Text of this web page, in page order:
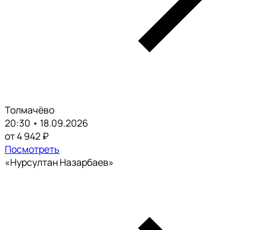
Толмачёво
20:30 • 18.09.2026
от 4 942 ₽
Посмотреть
«Нурсултан Назарбаев»